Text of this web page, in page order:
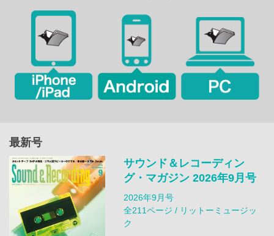
最新号
サウンド＆レコーディン
グ・マガジン 2026年9月号
2026年9月号
全211ページ / リットーミュージッ
ク